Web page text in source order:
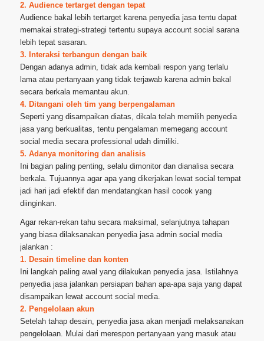
2. Audience tertarget dengan tepat
Audience bakal lebih tertarget karena penyedia jasa tentu dapat
memakai strategi-strategi tertentu supaya account social sarana
lebih tepat sasaran.
3. Interaksi terbangun dengan baik
Dengan adanya admin, tidak ada kembali respon yang terlalu
lama atau pertanyaan yang tidak terjawab karena admin bakal
secara berkala memantau akun.
4. Ditangani oleh tim yang berpengalaman
Seperti yang disampaikan diatas, dikala telah memilih penyedia
jasa yang berkualitas, tentu pengalaman memegang account
social media secara professional udah dimiliki.
5. Adanya monitoring dan analisis
Ini bagian paling penting, selalu dimonitor dan dianalisa secara
berkala. Tujuannya agar apa yang dikerjakan lewat social tempat
jadi hari jadi efektif dan mendatangkan hasil cocok yang
diinginkan.
Agar rekan-rekan tahu secara maksimal, selanjutnya tahapan
yang biasa dilaksanakan penyedia jasa admin social media
jalankan :
1. Desain timeline dan konten
Ini langkah paling awal yang dilakukan penyedia jasa. Istilahnya
penyedia jasa jalankan persiapan bahan apa-apa saja yang dapat
disampaikan lewat account social media.
2. Pengelolaan akun
Setelah tahap desain, penyedia jasa akan menjadi melaksanakan
pengelolaan. Mulai dari merespon pertanyaan yang masuk atau